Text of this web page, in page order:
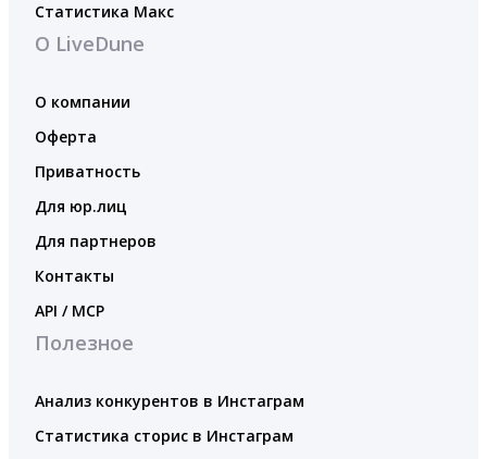
Статистика Макс
О LiveDune
О компании
Оферта
Приватность
Для юр.лиц
Для партнеров
Контакты
API / MCP
Полезное
Анализ конкурентов в Инстаграм
Статистика сторис в Инстаграм